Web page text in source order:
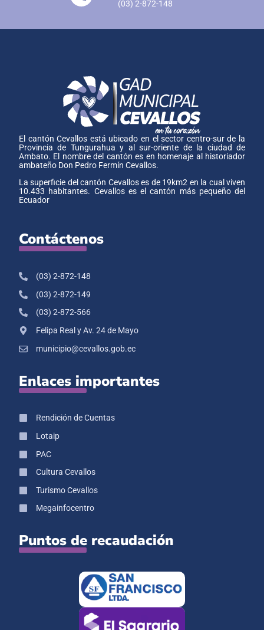
(03) 2-872-148
El cantón Cevallos está ubicado en el sector centro-sur de la
Provincia de Tungurahua y al sur-oriente de la ciudad de
Ambato. El nombre del cantón es en homenaje al historiador
ambateño Don Pedro Fermín Cevallos.
La superficie del cantón Cevallos es de 19km2 en la cual viven
10.433 habitantes. Cevallos es el cantón más pequeño del
Ecuador
Contáctenos
(03) 2-872-148
(03) 2-872-149
(03) 2-872-566
Felipa Real y Av. 24 de Mayo
municipio@cevallos.gob.ec
Enlaces importantes
Rendición de Cuentas
Lotaip
PAC
Cultura Cevallos
Turismo Cevallos
Megainfocentro
Puntos de recaudación